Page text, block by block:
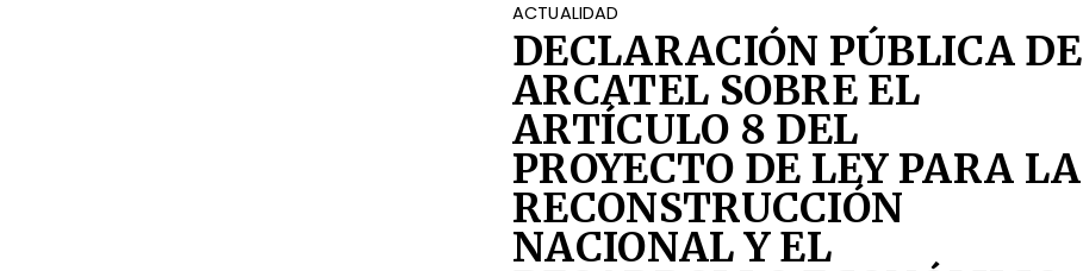
ACTUALIDAD
DECLARACIÓN PÚBLICA DE
ARCATEL SOBRE EL
ARTÍCULO 8 DEL
PROYECTO DE LEY PARA LA
RECONSTRUCCIÓN
NACIONAL Y EL